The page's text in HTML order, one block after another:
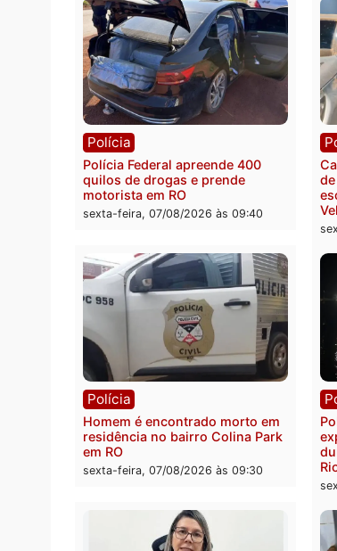
Política
Marcos Rogério apresenta Plano
de Governo com 228 projetos,
metas públicas e
acompanhamento de resultados
sexta-feira, 07/08/2026 às 18:49
Polícia
Polícia Federal apreende 400
quilos de drogas e prende
motorista em RO
sexta-feira, 07/08/2026 às 09:40